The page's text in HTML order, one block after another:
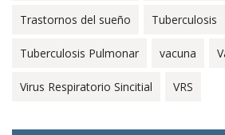
Trastornos del sueño Tuberculosis
Tuberculosis Pulmonar vacuna
Virus Respiratorio Sincitial VRS